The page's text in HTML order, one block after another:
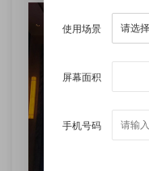
使用场景
屏幕面积
手机号码